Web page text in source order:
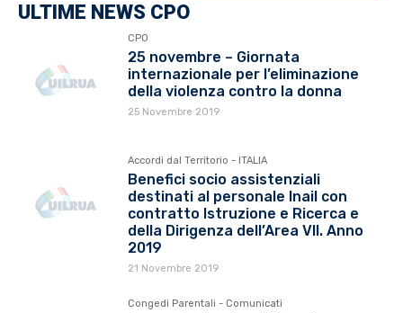
ULTIME NEWS CPO
CPO
25 novembre – Giornata
internazionale per l’eliminazione
della violenza contro la donna
25 Novembre 2019
Accordi dal Territorio - ITALIA
Benefici socio assistenziali
destinati al personale Inail con
contratto Istruzione e Ricerca e
della Dirigenza dell’Area VII. Anno
2019
21 Novembre 2019
Congedi Parentali - Comunicati